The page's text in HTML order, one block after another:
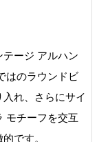
テージ アルハン
はのラウンドビ
れ、さらにサイ
モチーフを交互
です。